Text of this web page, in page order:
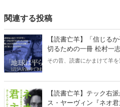
関連する投稿
【読書亡羊】「信じる
切るための一冊 松村一志『科学否定論はなぜ人を惹きつけ
るのか』（ちくま新書
その昔、読書にかまけて羊
ある。元月刊『Hanada』編
書評！
【読書亡羊】テック右派が
ス・ヤーヴィン『ネオ